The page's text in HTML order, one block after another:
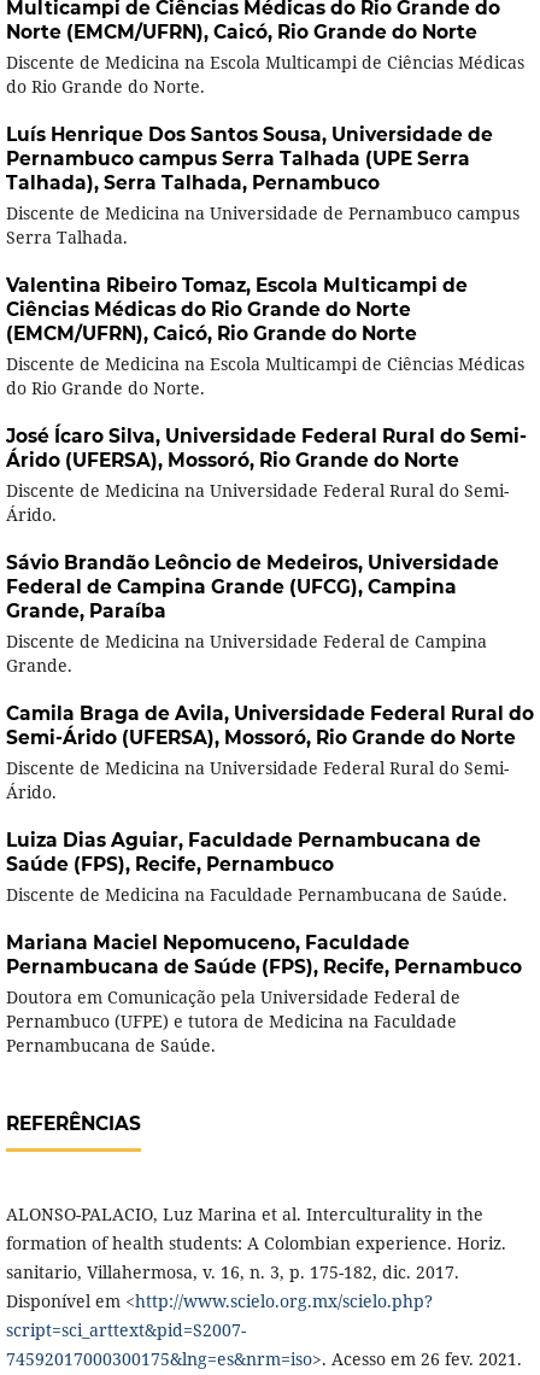
Multicampi de Ciências Médicas do Rio Grande do
Norte (EMCM/UFRN), Caicó, Rio Grande do Norte
Discente de Medicina na Escola Multicampi de Ciências Médicas
do Rio Grande do Norte.
Luís Henrique Dos Santos Sousa, Universidade de
Pernambuco campus Serra Talhada (UPE Serra
Talhada), Serra Talhada, Pernambuco
Discente de Medicina na Universidade de Pernambuco campus
Serra Talhada.
Valentina Ribeiro Tomaz, Escola Multicampi de
Ciências Médicas do Rio Grande do Norte
(EMCM/UFRN), Caicó, Rio Grande do Norte
Discente de Medicina na Escola Multicampi de Ciências Médicas
do Rio Grande do Norte.
José Ícaro Silva, Universidade Federal Rural do Semi-
Árido (UFERSA), Mossoró, Rio Grande do Norte
Discente de Medicina na Universidade Federal Rural do Semi-
Árido.
Sávio Brandão Leôncio de Medeiros, Universidade
Federal de Campina Grande (UFCG), Campina
Grande, Paraíba
Discente de Medicina na Universidade Federal de Campina
Grande.
Camila Braga de Avila, Universidade Federal Rural do
Semi-Árido (UFERSA), Mossoró, Rio Grande do Norte
Discente de Medicina na Universidade Federal Rural do Semi-
Árido.
Luiza Dias Aguiar, Faculdade Pernambucana de
Saúde (FPS), Recife, Pernambuco
Discente de Medicina na Faculdade Pernambucana de Saúde.
Mariana Maciel Nepomuceno, Faculdade
Pernambucana de Saúde (FPS), Recife, Pernambuco
Doutora em Comunicação pela Universidade Federal de
Pernambuco (UFPE) e tutora de Medicina na Faculdade
Pernambucana de Saúde.
REFERÊNCIAS
ALONSO-PALACIO, Luz Marina et al. Interculturality in the
formation of health students: A Colombian experience. Horiz.
sanitario, Villahermosa, v. 16, n. 3, p. 175-182, dic. 2017.
Disponível em <http://www.scielo.org.mx/scielo.php?
script=sci_arttext&pid=S2007-
74592017000300175&lng=es&nrm=iso>. Acesso em 26 fev. 2021.